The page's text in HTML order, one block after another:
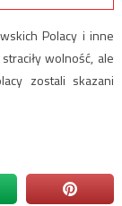
Polacy i inne
wolność, ale
zostali skazani